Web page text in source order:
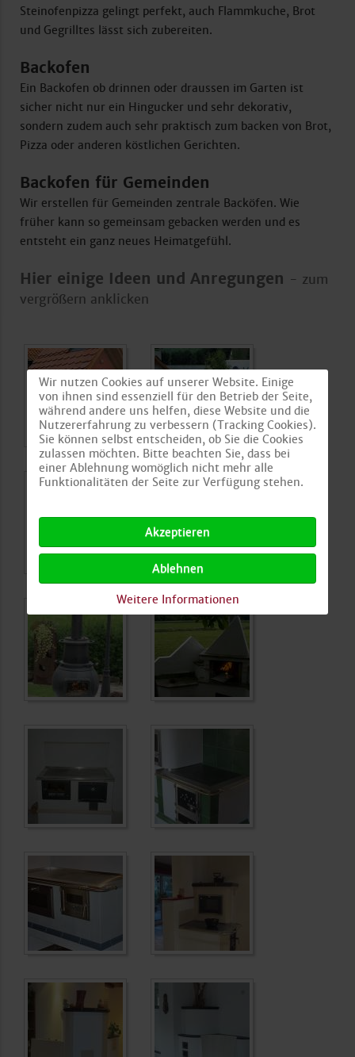
Steinofenpizza gelingt perfekt, auch Flammkuche, Brot
und Gegrilltes lässt sich zubereiten.
Backofen
Ein Backofen ob drinnen oder draussen im Garten ist
sicher nicht nur ein Hingucker und sehr dekorativ,
sondern zudem auch sehr praktisch zum backen von Brot,
Pizza oder anderen köstlichen Gerichten.
Backofen für Gemeinden
Wir erstellen für Gemeinden zentrale Backöfen. Wie
früher kann so gemeinsam gebacken werden und es
entsteht ein ganz neues Heimatgefühl.
Hier einige Ideen und Anregungen - zum
vergrößern anklicken
Wir nutzen Cookies auf unserer Website. Einige
von ihnen sind essenziell für den Betrieb der Seite,
während andere uns helfen, diese Website und die
Nutzererfahrung zu verbessern (Tracking Cookies).
Sie können selbst entscheiden, ob Sie die Cookies
zulassen möchten. Bitte beachten Sie, dass bei
einer Ablehnung womöglich nicht mehr alle
Funktionalitäten der Seite zur Verfügung stehen.
Akzeptieren
Ablehnen
Weitere Informationen